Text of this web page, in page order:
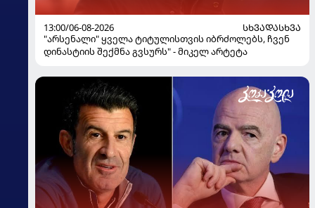
13:00/06-08-2026
ᲡᲮᲕᲐᲓᲐᲡᲮᲕᲐ
"არსენალი" ყველა ტიტულისთვის იბრძოლებს, ჩვენ
დინასტიის შექმნა გვსურს" - მიკელ არტეტა